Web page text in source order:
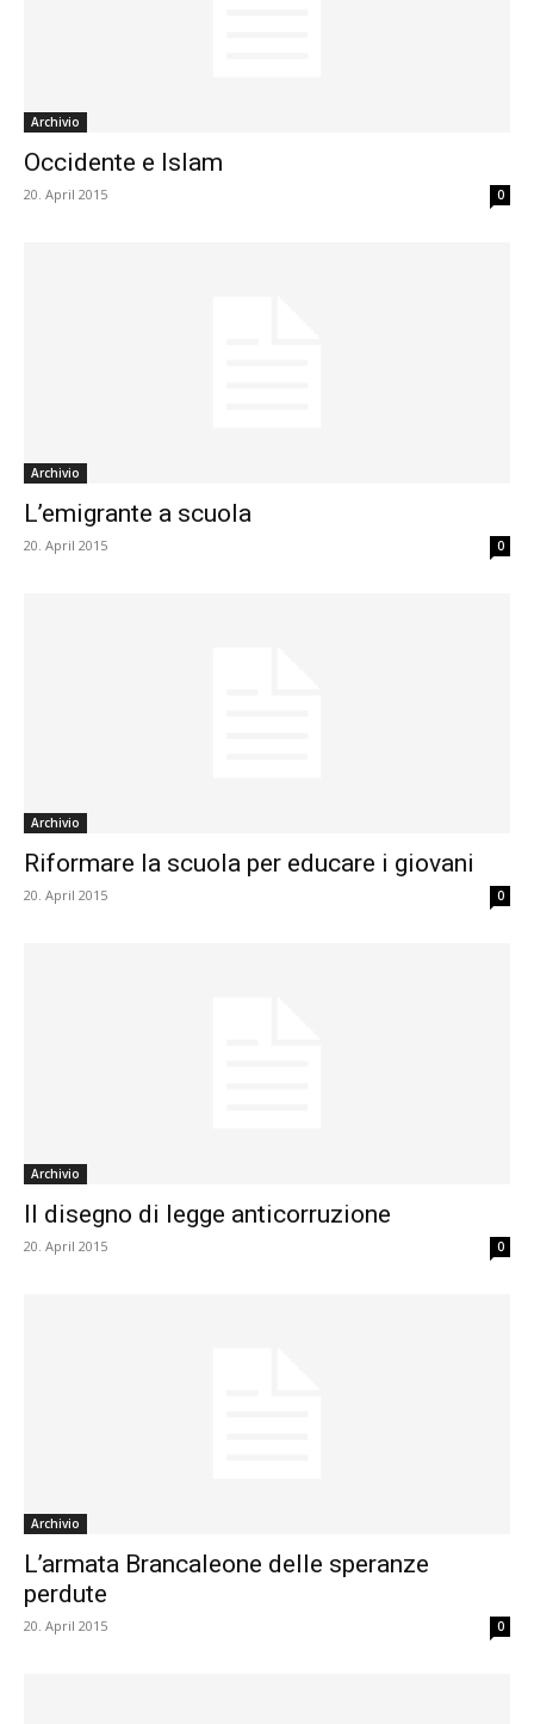
Archivio
Occidente e Islam
20. April 2015 0
Archivio
L’emigrante a scuola
20. April 2015 0
Archivio
Riformare la scuola per educare i giovani
20. April 2015 0
Archivio
Il disegno di legge anticorruzione
20. April 2015 0
Archivio
L’armata Brancaleone delle speranze
perdute
20. April 2015 0